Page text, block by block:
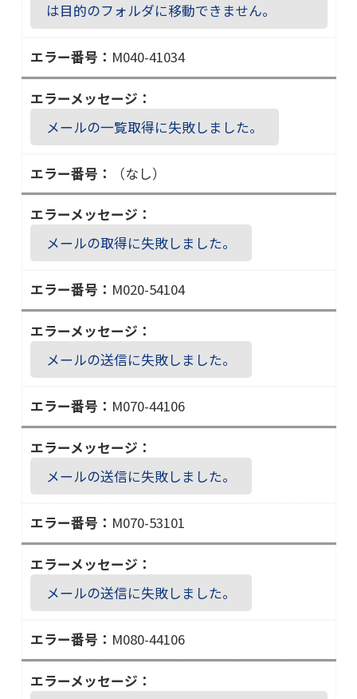
－
４
１
０
は目的のフォルダに移動できません。
M040-41034
Ｍ
０
０
４
０
４
メールの一覧取得に失敗しました。
（なし）
メールの取得に失敗しました。
M020-54104
Ｍ
０
０
５
４
１
４
メールの送信に失敗しました。
M070-44106
Ｍ
０
０
４
４
１
６
メールの送信に失敗しました。
M070-53101
Ｍ
０
０
５
３
１
メールの送信に失敗しました。
M080-44106
Ｍ
０